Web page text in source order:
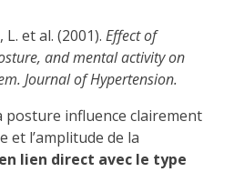
et al. (2001). Effect of
and mental activity on
Journal of Hypertension.
posture influence clairement
et l’amplitude de la
en lien direct avec le type